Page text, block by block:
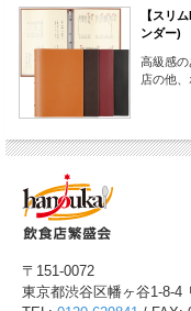
【スリ
ンダー)
高級感
店の他
〒151-0072
東京都渋谷区幡ヶ谷1-8-4